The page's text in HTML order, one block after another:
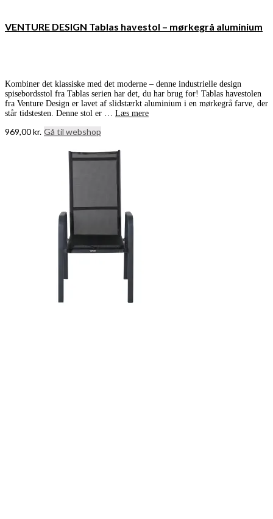
VENTURE DESIGN Tablas havestol – mørkegrå aluminium
Kombiner det klassiske med det moderne – denne industrielle design
spisebordsstol fra Tablas serien har det, du har brug for! Tablas havestolen
fra Venture Design er lavet af slidstærkt aluminium i en mørkegrå farve, der
står tidstesten. Denne stol er … Læs mere
969,00kr. Gå til webshop